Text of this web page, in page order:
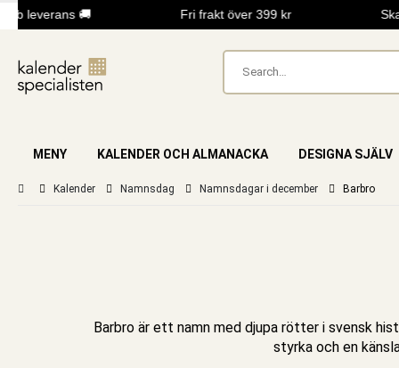
leverans 🚚 Fri frakt över 399 kr
MENY KALENDER OCH ALMANACKA DESIGNA SJÄLV
Kalender Namnsdag Namnsdagar i december Barbro
Barbro är ett namn med djupa rötter i svensk
styrka och en